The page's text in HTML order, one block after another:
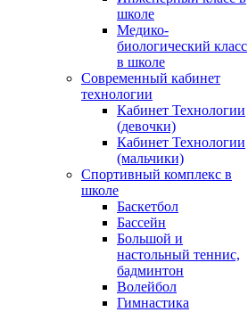
школе
Медико-
биологический класс
в школе
Современный кабинет
технологии
Кабинет Технологии
(девочки)
Кабинет Технологии
(мальчики)
Спортивный комплекс в
школе
Баскетбол
Бассейн
Большой и
настольный теннис,
бадминтон
Волейбол
Гимнастика